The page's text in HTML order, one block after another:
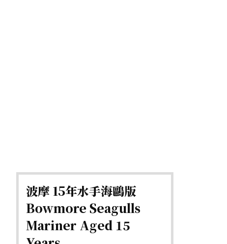
波摩 15年水手海鷗版
Bowmore Seagulls
Mariner Aged 15